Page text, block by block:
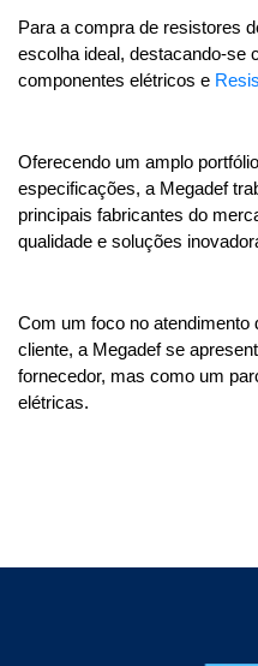
Para a compra de resistores
escolha ideal, destacando-se
componentes elétricos e
Oferecendo um amplo
especificações, a Megadef
principais fabricantes do
qualidade e soluções
Com um foco no atendimento
cliente, a Megadef se
fornecedor, mas como um
elétricas.